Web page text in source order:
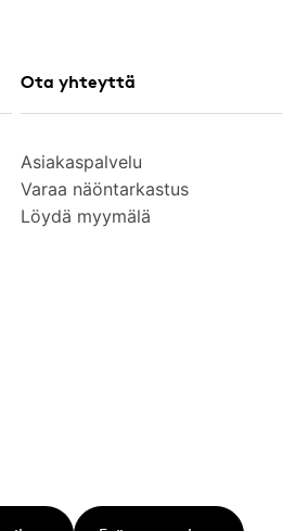
Ota yhteyttä
Asiakaspalvelu
Varaa näöntarkastus
Löydä myymälä